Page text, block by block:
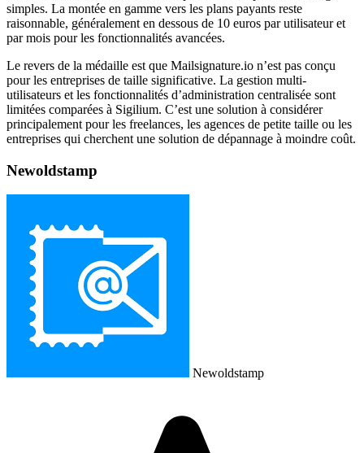
simples. La montée en gamme vers les plans payants reste
raisonnable, généralement en dessous de 10 euros par utilisateur et
par mois pour les fonctionnalités avancées.
Le revers de la médaille est que Mailsignature.io n’est pas conçu
pour les entreprises de taille significative. La gestion multi-
utilisateurs et les fonctionnalités d’administration centralisée sont
limitées comparées à Sigilium. C’est une solution à considérer
principalement pour les freelances, les agences de petite taille ou les
entreprises qui cherchent une solution de dépannage à moindre coût.
Newoldstamp
Newoldstamp